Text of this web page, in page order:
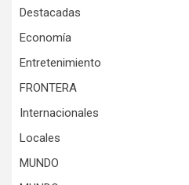
Destacadas
Economía
Entretenimiento
FRONTERA
Internacionales
Locales
MUNDO